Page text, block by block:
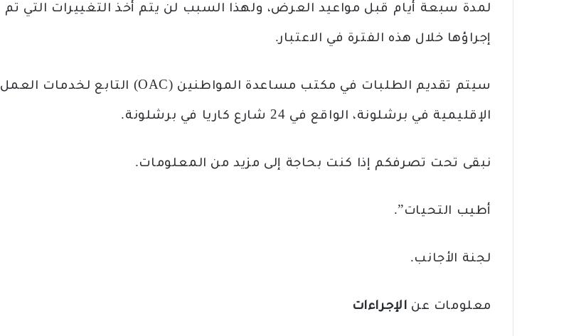
لمدة سبعة أيام قبل مواعيد العرض، ولهذا السبب لن يتم أخذ التغييرات التي تم
إجراؤها خلال هذه الفترة في الاعتبار.
سيتم تقديم الطلبات في مكتب مساعدة المواطنين (OAC) التابع لخدمات العمل
الإقليمية في برشلونة، الواقع في 24 شارع كاريا في برشلونة.
نبقى تحت تصرفكم إذا كنت بحاجة إلى مزيد من المعلومات.
أطيب التحيات”.
لجنة الأجانب.
معلومات عن الإجراءات